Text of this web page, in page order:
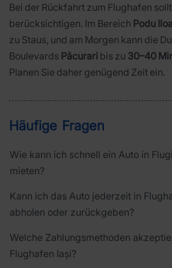
Bei der Rückfahrt zum Flughafen
berücksichtigen. Im Bereich Podu
zu Staus, und am Morgen kann die
Boulevards Păcurari bis zu 30–40
Planen Sie daher genügend Zeit ein.
Häufige Fragen
Wie kann ich schnell ein Auto in
mieten?
Kann ich das Auto jederzeit in
abholen oder zurückgeben?
Welche Zahlungsmethoden
Flughafen Iași?